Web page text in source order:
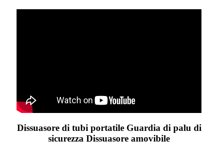
Dissuasore di tubi portatile Guardia di palu di
sicurezza Dissuasore amovibile